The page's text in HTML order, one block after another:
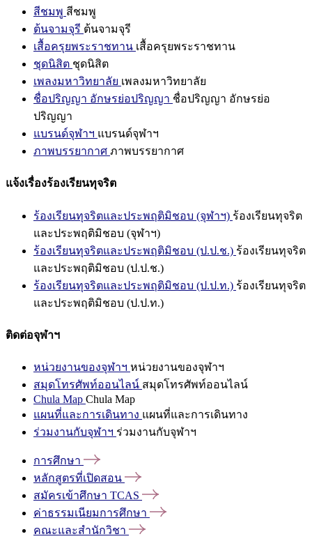
สีชมพู สีชมพู
ต้นจามจุรี ต้นจามจุรี
เสื้อครุยพระราชทาน เสื้อครุยพระราชทาน
ชุดนิสิต ชุดนิสิต
เพลงมหาวิทยาลัย เพลงมหาวิทยาลัย
ชื่อปริญญา อักษรย่อปริญญา ชื่อปริญญา อักษรย่อ
ปริญญา
แบรนด์จุฬาฯ แบรนด์จุฬาฯ
ภาพบรรยากาศ ภาพบรรยากาศ
แจ้งเรื่องร้องเรียนทุจริต
ร้องเรียนทุจริตและประพฤติมิชอบ (จุฬาฯ) ร้องเรียนทุจริต
และประพฤติมิชอบ (จุฬาฯ)
ร้องเรียนทุจริตและประพฤติมิชอบ (ป.ป.ช.) ร้องเรียนทุจริต
และประพฤติมิชอบ (ป.ป.ช.)
ร้องเรียนทุจริตและประพฤติมิชอบ (ป.ป.ท.) ร้องเรียนทุจริต
และประพฤติมิชอบ (ป.ป.ท.)
ติดต่อจุฬาฯ
หน่วยงานของจุฬาฯ หน่วยงานของจุฬาฯ
สมุดโทรศัพท์ออนไลน์ สมุดโทรศัพท์ออนไลน์
Chula Map Chula Map
แผนที่และการเดินทาง แผนที่และการเดินทาง
ร่วมงานกับจุฬาฯ ร่วมงานกับจุฬาฯ
การศึกษา
หลักสูตรที่เปิดสอน
สมัครเข้าศึกษา TCAS
ค่าธรรมเนียมการศึกษา
คณะและสำนักวิชา